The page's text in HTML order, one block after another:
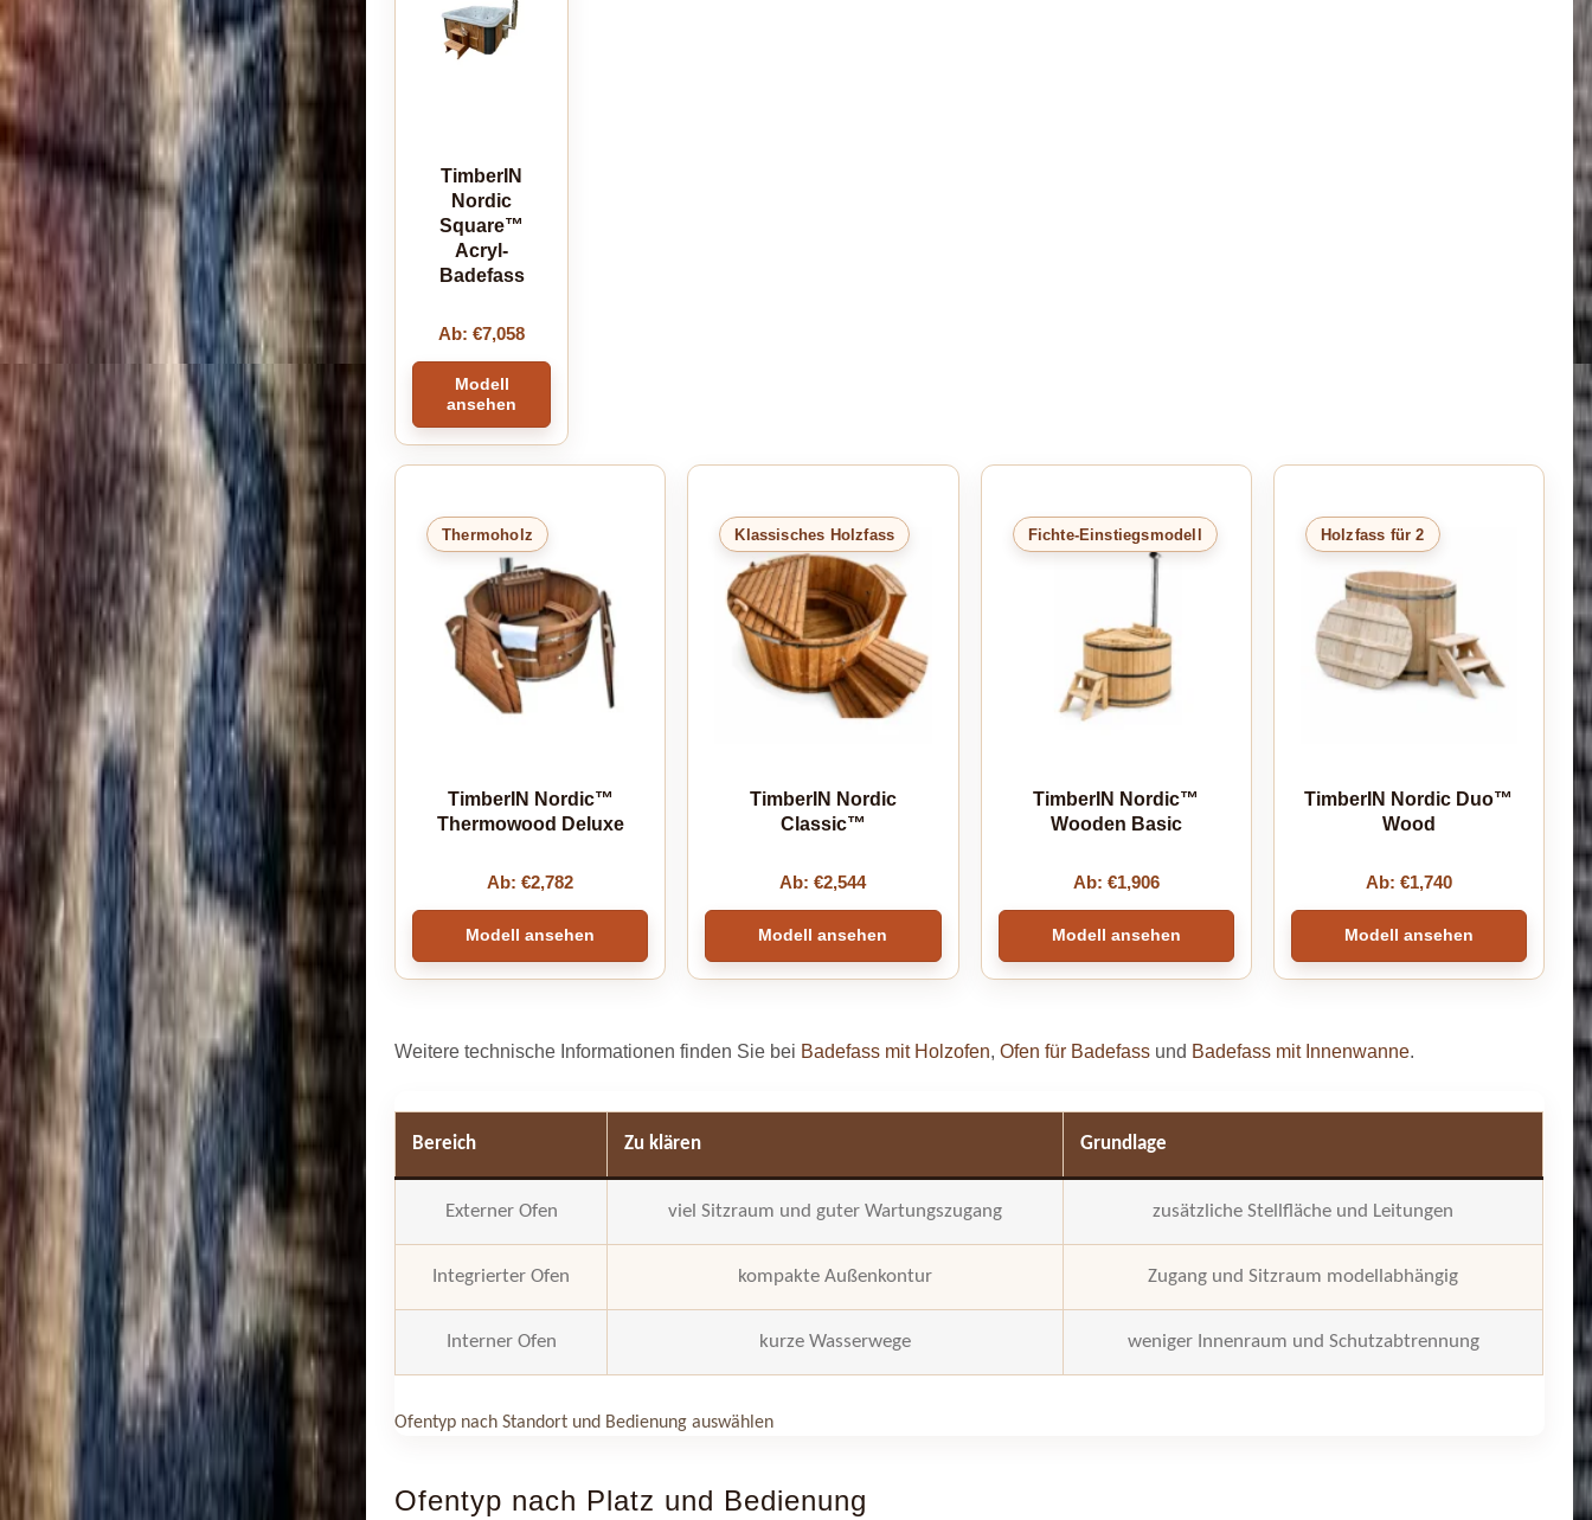
TimberIN
Nordic
Square™
Acryl-
Badefass
Ab:€7,058
Modell
ansehen
Thermoholz
TimberIN Nordic™
Thermowood Deluxe
Ab:€2,782
Modell ansehen
Klassisches Holzfass
TimberIN Nordic
Classic™
Ab:€2,544
Modell ansehen
Fichte-Einstiegsmodell
TimberIN Nordic™
Wooden Basic
Ab: €1,906
Modell ansehen
Holzfass für 2
TimberIN Nordic Duo™
Wood
Ab: €1,740
Modell ansehen
Weitere technische Informationen finden Sie bei Badefass mit Holzofen,Ofen für Badefass und Badefass mit Innenwanne.
Bereich Zu klären Grundlage
Externer Ofen viel Sitzraum und guter Wartungszugang zusätzliche Stellfläche und Leitungen
Integrierter Ofen kompakte Außenkontur Zugang und Sitzraum modellabhängig
Interner Ofen kurze Wasserwege weniger Innenraum und Schutzabtrennung
Ofentyp nach Standort und Bedienung auswählen
Ofentyp nach Platz und Bedienung